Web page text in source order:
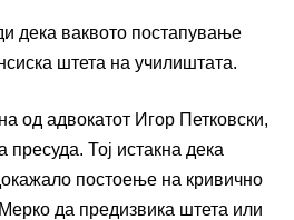
дека ваквото постапување
штета на училиштата.
од адвокатот Игор Петковски,
Тој истакна дека
постоење на кривично
да предизвика штета или